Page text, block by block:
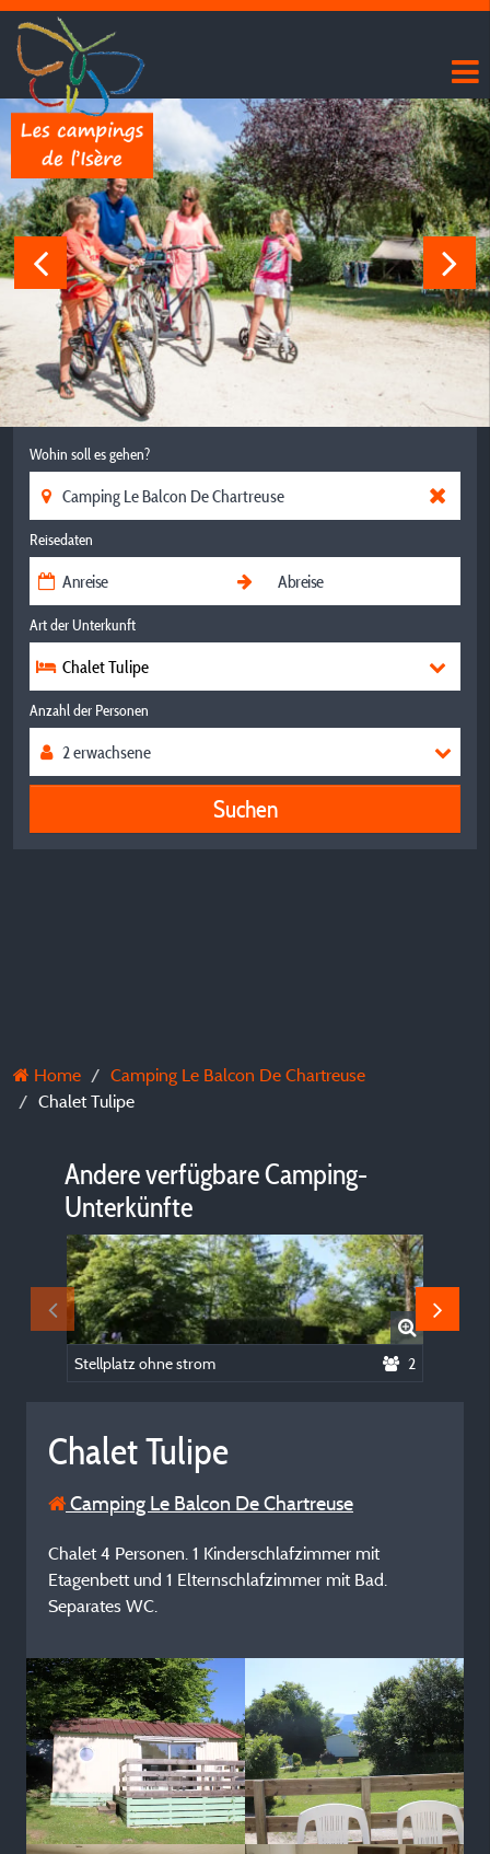
Wohin soll es gehen?
Reisedaten
Art der Unterkunft
Chalet Tulipe
Anzahl der Personen
Suchen
Home
Camping Le Balcon De Chartreuse
Chalet Tulipe
Andere verfügbare Camping-
Unterkünfte
Stellplatz ohne strom 2
Chalet Tulipe
Camping Le Balcon De Chartreuse
Chalet 4 Personen. 1 Kinderschlafzimmer mit
Etagenbett und 1 Elternschlafzimmer mit Bad.
Separates WC.